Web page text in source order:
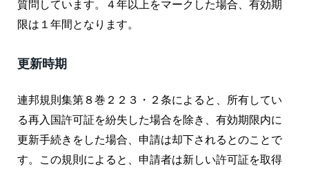
質問しています。４年以上をマークした場合、有効期
限は１年間となります。
更新時期
連邦規則集第８巻２２３・２条によると、所有してい
る再入国許可証を紛失した場合を除き、有効期限内に
更新手続きをした場合、申請は却下されるとのことで
す。この規則によると、申請者は新しい許可証を取得